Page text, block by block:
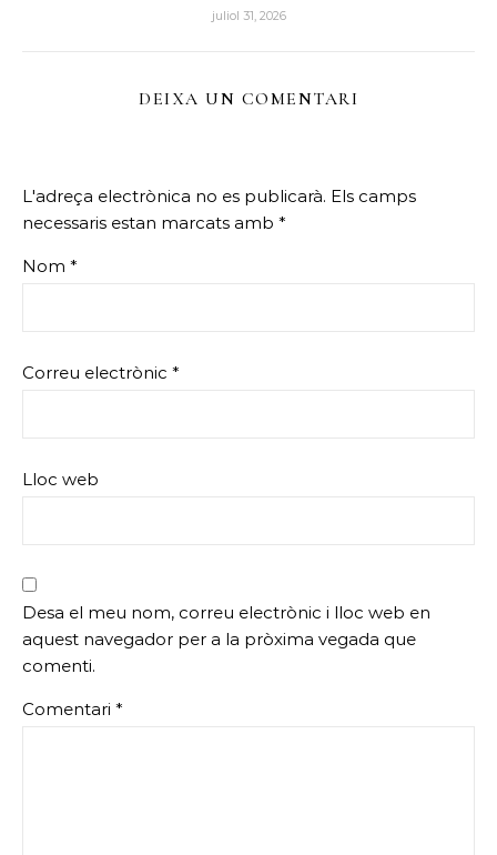
juliol 31, 2026
DEIXA UN COMENTARI
L'adreça electrònica no es publicarà. Els camps
necessaris estan marcats amb *
Nom *
Correu electrònic *
Lloc web
Desa el meu nom, correu electrònic i lloc web en
aquest navegador per a la pròxima vegada que
comenti.
Comentari *